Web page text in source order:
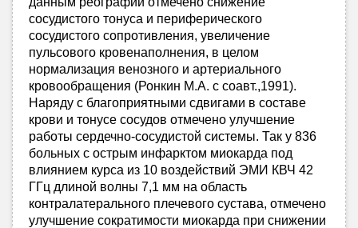
сосудистого тонуса и периферического
сосудистого сопротивления, увеличение
пульсового кровенаполнения, в целом
нормализация венозного и артериального
кровообращения (Ронкин М.А. с соавт.,1991).
Наряду с благоприятными сдвигами в составе
крови и тонусе сосудов отмечено улучшение
работы сердечно-сосудистой системы. Так у 836
больных с острым инфарктом миокарда под
влиянием курса из 10 воздействий ЭМИ КВЧ 42
ГГц длиной волны 7,1 мм на область
контралатерального плечевого сустава, отмечено
улучшение сократимости миокарда при снижении